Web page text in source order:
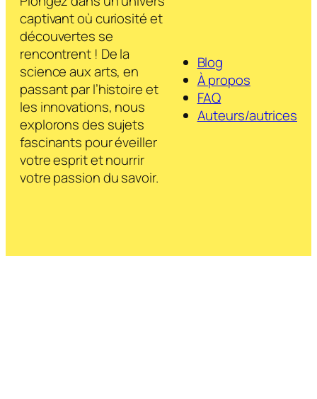
captivant où curiosité et
découvertes se
rencontrent ! De la
science aux arts, en
passant par l’histoire et
les innovations, nous
explorons des sujets
fascinants pour éveiller
votre esprit et nourrir
votre passion du savoir.
Blog
À propos
FAQ
Auteurs/autrices